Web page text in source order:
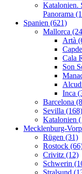
Katalonien.
Panorama
Spanien (621)
Mallorca
Artà
Cala
Son
Inca
Barcelona
Sevilla (168)
Katalonien
Mecklenburg-
Rügen (31)
Rostock
Crivitz (12)
Schwerin
Stralsund